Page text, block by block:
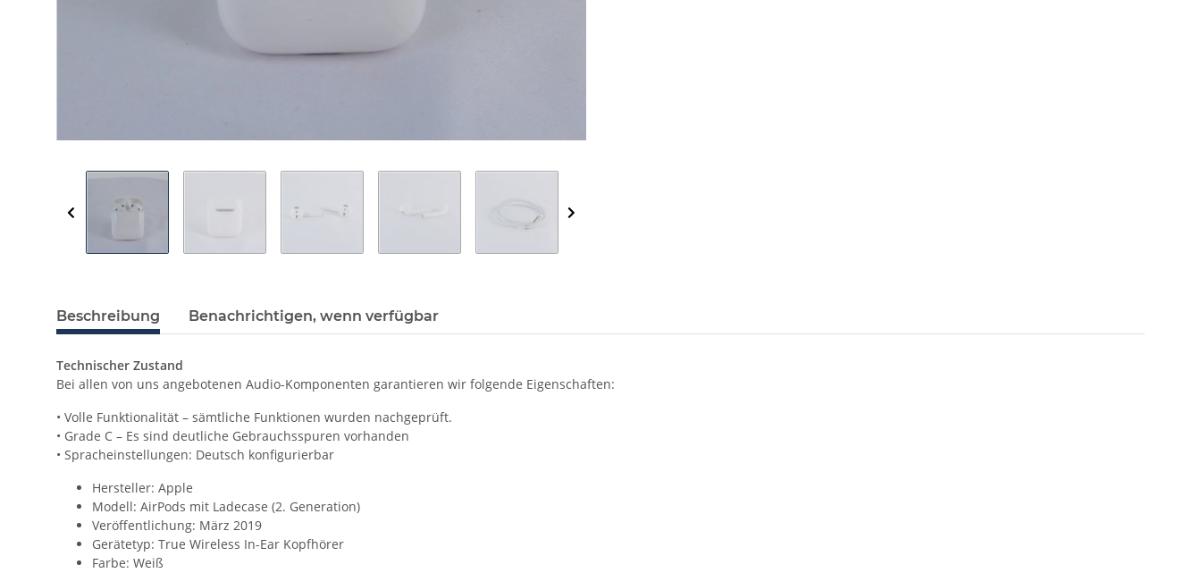
Beschreibung Benachrichtigen, wenn verfügbar
Technischer Zustand
Bei allen von uns angebotenen Audio-Komponenten garantieren wir folgende Eigenschaften:
• Volle Funktionalität – sämtliche Funktionen wurden nachgeprüft.
• Grade C – Es sind deutliche Gebrauchsspuren vorhanden
• Spracheinstellungen: Deutsch konfigurierbar
Hersteller: Apple
Modell: AirPods mit Ladecase (2. Generation)
Veröffentlichung: März 2019
Gerätetyp: True Wireless In-Ear Kopfhörer
Farbe: Weiß